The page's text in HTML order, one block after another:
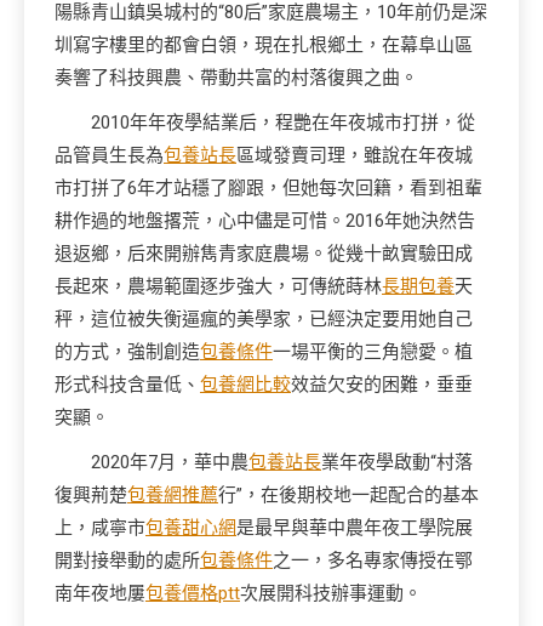
陽縣青山鎮吳城村的“80后”家庭農場主，10年前仍是深
圳寫字樓里的都會白領，現在扎根鄉土，在幕阜山區
奏響了科技興農、帶動共富的村落復興之曲。
2010年年夜學結業后，程艷在年夜城市打拼，從
品管員生長為包養站長區域發賣司理，雖說在年夜城
市打拼了6年才站穩了腳跟，但她每次回籍，看到祖輩
耕作過的地盤撂荒，心中儘是可惜。2016年她決然告
退返鄉，后來開辦雋青家庭農場。從幾十畝實驗田成
長起來，農場範圍逐步強大，可傳統蒔林長期包養天
秤，這位被失衡逼瘋的美學家，已經決定要用她自己
的方式，強制創造包養條件一場平衡的三角戀愛。植
形式科技含量低、 包養網比較效益欠安的困難，垂垂
突顯。
2020年7月，華中農包養站長業年夜學啟動“村落
復興荊楚包養網推薦行”，在後期校地一起配合的基本
上，咸寧市包養甜心網是最早與華中農年夜工學院展
開對接舉動的處所包養條件之一，多名專家傳授在鄂
南年夜地屢包養價格ptt次展開科技辦事運動。